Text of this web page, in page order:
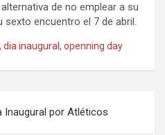
de no emplear a su
encuentro el 7 de abril.
, dia inaugural , openning day
Inaugural por Atléticos